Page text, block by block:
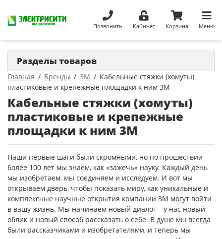
Позвонить Кабинет Корзина Меню
Главная Бренды 3М
Кабельные стяжки (хомуты)
пластиковые и крепежные площадки к ним 3М
Кабельные стяжки (хомуты)
пластиковые и крепежные
площадки к ним 3М
Наши первые шаги были скромными, но по прошествии
более 100 лет мы знаем, как «зажечь» науку. Каждый день
мы изобретаем, мы соединяем и исследуем. И вот мы
открываем дверь, чтобы показать миру, как уникальные и
комплексные научные открытия компании 3М могут войти
в вашу жизнь. Мы начинаем новый диалог – у нас новый
облик и новый способ рассказать о себе. В душе мы всегда
были рассказчиками и изобретателями, и теперь мы
Разделы товаров